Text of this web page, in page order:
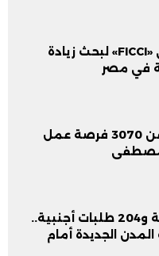
وزير الصناعة يلتقي «FICCI» لبحث زيادة
في مصر
وزارة العمل تعلن عن 3070 فرصة عمل
99 فرصة استثمارية و204 طلبات أجنبية..
المدن الجديدة أمام